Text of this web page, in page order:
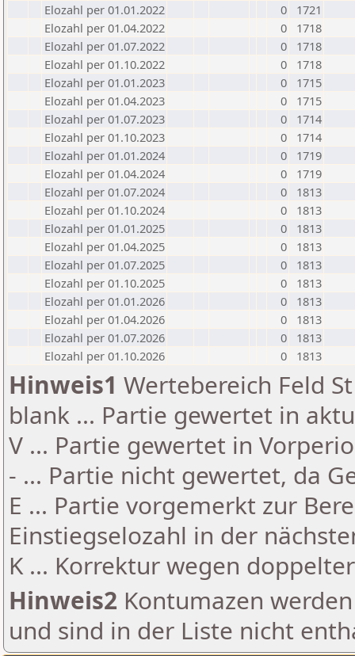
Elozahl per 01.01.2022
0
1721
Elozahl per 01.04.2022
0
1718
Elozahl per 01.07.2022
0
1718
Elozahl per 01.10.2022
0
1718
Elozahl per 01.01.2023
0
1715
Elozahl per 01.04.2023
0
1715
Elozahl per 01.07.2023
0
1714
Elozahl per 01.10.2023
0
1714
Elozahl per 01.01.2024
0
1719
Elozahl per 01.04.2024
0
1719
Elozahl per 01.07.2024
0
1813
Elozahl per 01.10.2024
0
1813
Elozahl per 01.01.2025
0
1813
Elozahl per 01.04.2025
0
1813
Elozahl per 01.07.2025
0
1813
Elozahl per 01.10.2025
0
1813
Elozahl per 01.01.2026
0
1813
Elozahl per 01.04.2026
0
1813
Elozahl per 01.07.2026
0
1813
Elozahl per 01.10.2026
0 1813
Hinweis1 Wertebereich Feld
blank ... Partie gewertet in
V ... Partie gewertet in
- ... Partie nicht gewertet, da
E ... Partie vorgemerkt zur
Einstiegselozahl in der
K ... Korrektur wegen
Hinweis2 Kontumazen
und sind in der Liste nicht